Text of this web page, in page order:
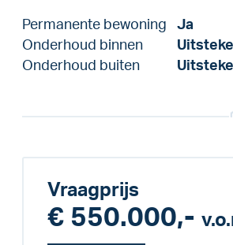
Permanente bewoning
Ja
Onderhoud binnen
Onderhoud buiten
Vraagprijs
€ 550.000,-